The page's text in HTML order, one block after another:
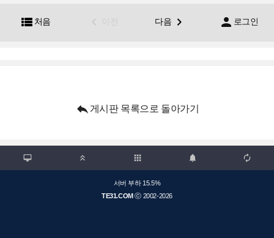
 처음 다음   로그인
 게시판 목록으로 돌아가기
  apps  
서버 부하 15.5%
TE31.COMⓒ 2002-2026